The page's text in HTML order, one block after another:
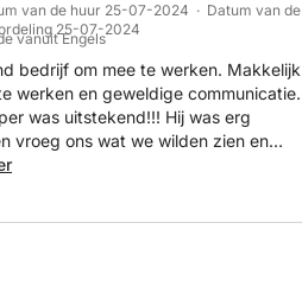
van de huur 25-07-2024 · Datum van de
25-07-2024
vanuit Engels
om mee te werken. Makkelijk
werken en geweldige communicatie.
was uitstekend!!! Hij was erg
vroeg ons wat we wilden zien en
lunchstop was vooraf geregeld